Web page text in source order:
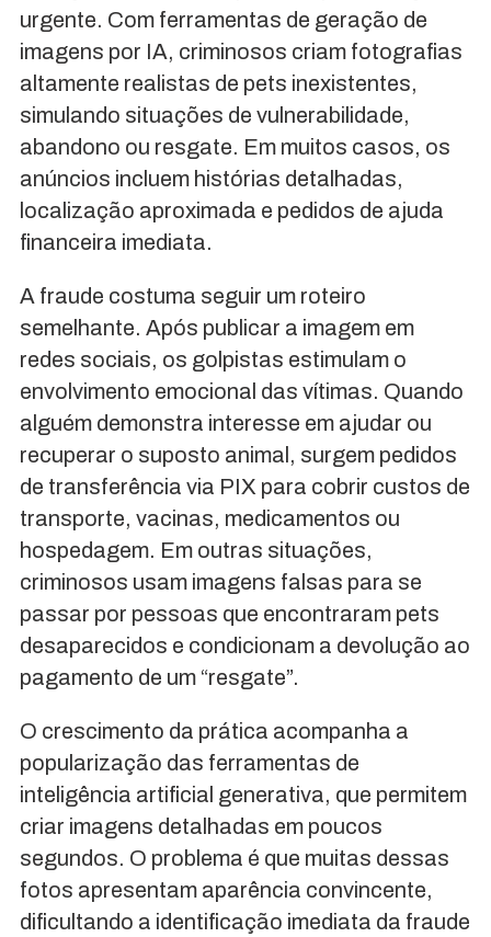
urgente. Com ferramentas de geração de
imagens por IA, criminosos criam fotografias
altamente realistas de pets inexistentes,
simulando situações de vulnerabilidade,
abandono ou resgate. Em muitos casos, os
anúncios incluem histórias detalhadas,
localização aproximada e pedidos de ajuda
financeira imediata.
A fraude costuma seguir um roteiro
semelhante. Após publicar a imagem em
redes sociais, os golpistas estimulam o
envolvimento emocional das vítimas. Quando
alguém demonstra interesse em ajudar ou
recuperar o suposto animal, surgem pedidos
de transferência via PIX para cobrir custos de
transporte, vacinas, medicamentos ou
hospedagem. Em outras situações,
criminosos usam imagens falsas para se
passar por pessoas que encontraram pets
desaparecidos e condicionam a devolução ao
pagamento de um “resgate”.
O crescimento da prática acompanha a
popularização das ferramentas de
inteligência artificial generativa, que permitem
criar imagens detalhadas em poucos
segundos. O problema é que muitas dessas
fotos apresentam aparência convincente,
dificultando a identificação imediata da fraude